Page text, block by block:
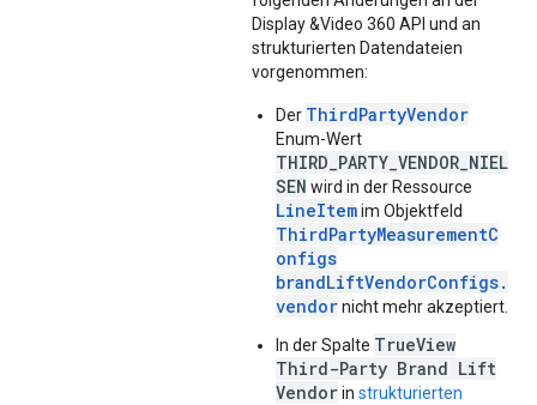
Display &Video 360 API und an
strukturierten Datendateien
vorgenommen:
Der ThirdPartyVendor
Enum-Wert
THIRD_PARTY_VENDOR_NIEL
SEN wird in der Ressource
LineItemim Objektfeld
ThirdPartyMeasurementC
onfigs
brandLiftVendorConfigs.
vendornicht mehr akzeptiert.
In der Spalte TrueView
Third-Party Brand Lift
Vendorin strukturierten